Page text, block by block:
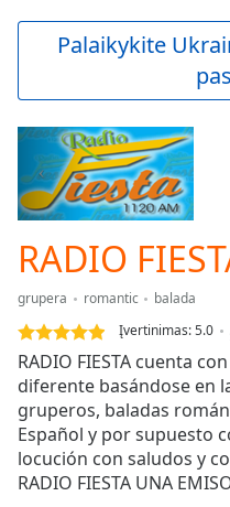
Video
Backward
Forward
Mute
Current
Time0:00
Duration-:-
0.00%
Stream
TypeLIVE
Seek to
live,
currently
behind
liveLIVE
Remaining
Time-
Palaikykite
RADIO
grupera romantic
balada
Įvertinimas:5.0
RADIO FIESTA cuenta
diferente basándose en
gruperos, baladas
Español y por supuesto
locución con saludos y
RADIO FIESTA UNA